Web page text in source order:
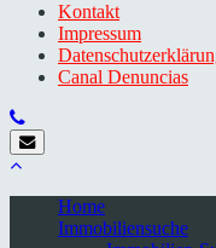
Kontakt
Impressum
Canal Denuncias
Home
Immobiliensuche